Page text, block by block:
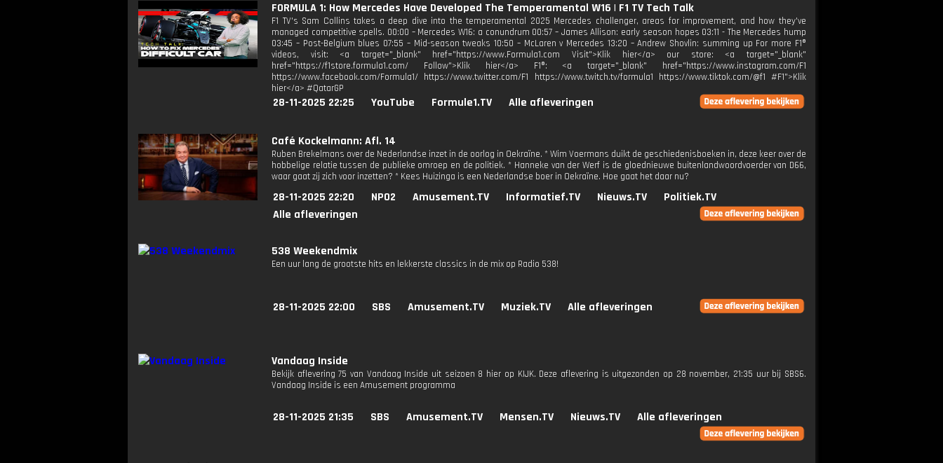
FORMULA 1: How Mercedes Have Developed The Temperamental W16 | F1 TV Tech Talk
F1 TV's Sam Collins takes a deep dive into the temperamental 2025 Mercedes challenger, areas for improvement, and how they've
managed competitive spells. 00:00 – Mercedes W16: a conundrum 00:57 – James Allison: early season hopes 03:11 - The Mercedes hump
03:45 – Post-Belgium blues 07:55 – Mid-season tweaks 10:50 – McLaren v Mercedes 13:20 – Andrew Shovlin: summing up For more F1®
videos, visit: <a target="_blank" href="https://www.Formula1.com Visit">Klik hier</a> our store: <a target="_blank"
href="https://f1store.formula1.com/ Follow">Klik hier</a> F1®: <a target="_blank" href="https://www.instagram.com/F1
https://www.facebook.com/Formula1/ https://www.twitter.com/F1 https://www.twitch.tv/formula1 https://www.tiktok.com/@f1 #F1">Klik
hier</a> #QatarGP
28-11-2025 22:25 YouTube Formule1.TV Alle afleveringen
Café Kockelmann: Afl. 14
Ruben Brekelmans over de Nederlandse inzet in de oorlog in Oekraïne. * Wim Voermans duikt de geschiedenisboeken in, deze keer over de
hobbelige relatie tussen de publieke omroep en de politiek. * Hanneke van der Werf is de gloednieuwe buitenlandwoordvoerder van D66,
waar gaat zij zich voor inzetten? * Kees Huizinga is een Nederlandse boer in Oekraïne. Hoe gaat het daar nu?
28-11-2025 22:20 NPO2 Amusement.TV Informatief.TV Nieuws.TV
Politiek.TV
Alle afleveringen
538 Weekendmix
Een uur lang de grootste hits en lekkerste classics in de mix op Radio 538!
28-11-2025 22:00 SBS Amusement.TV Muziek.TV Alle afleveringen
Vandaag Inside
Bekijk aflevering 75 van Vandaag Inside uit seizoen 8 hier op KIJK. Deze aflevering is uitgezonden op 28 november, 21:35 uur bij SBS6.
Vandaag Inside is een Amusement programma
28-11-2025 21:35 SBS Amusement.TV Mensen.TV Nieuws.TV Alle afleveringen